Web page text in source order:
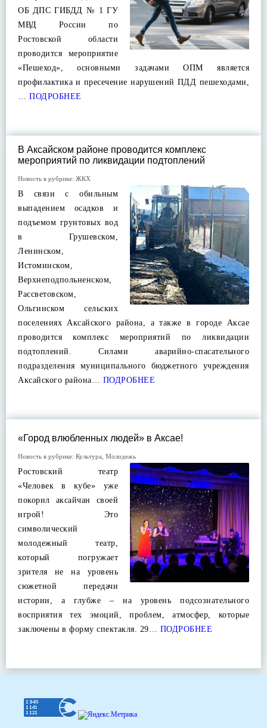
ОБ ДПС ГИБДД № 1 ГУ
МВД России по
Ростовской области
проводится мероприятие
«Пешеход», основными задачами ОПМ является
профилактика и пресечение нарушений ПДД пешеходами,
… ПОДРОБНЕЕ
В Аксайском районе проводится комплекс
мероприятий по ликвидации подтоплений
Новость в рубрике: ЖКХ
В связи с обильным
выпадением осадков и
подъемом грунтовых вод
в Грушевском,
Ленинском,
Истоминском,
Верхнеподпольненском,
Рассветовском,
Ольгинском сельских
поселениях Аксайского района, а также в городе Аксае
проводится комплекс мероприятий по ликвидации
подтоплений. Силами аварийно-спасательного
подразделения муниципального бюджетного учреждения
Аксайского района… ПОДРОБНЕЕ
«Город влюбленных людей» в Аксае!
Новость в рубрике: Культура Молодежь
Ростовский театр
«Человек в кубе» уже
покорил аксайчан своей
игрой! Это
символический
молодежный театр,
который погружает
зрителя не на уровень
сюжетной передачи
истории, а глубже – на уровень подсознательного
восприятия тех эмоций, проблем, атмосфер, которые
заключены в форму спектакля. 29… ПОДРОБНЕЕ